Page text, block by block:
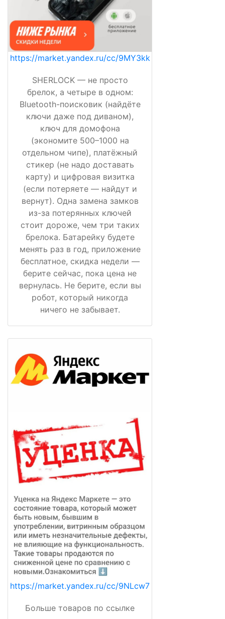
https://market.yandex.ru/cc/9MY3kk
SHERLOCK — не просто
брелок, а четыре в одном:
Bluetooth-поисковик (найдёте
ключи даже под диваном),
ключ для домофона
(экономите 500–1000 на
отдельном чипе), платёжный
стикер (не надо доставать
карту) и цифровая визитка
(если потеряете — найдут и
вернут). Одна замена замков
из-за потерянных ключей
стоит дороже, чем три таких
брелока. Батарейку будете
менять раз в год, приложение
бесплатное, скидка недели —
берите сейчас, пока цена не
вернулась. Не берите, если вы
робот, который никогда
ничего не забывает.
https://market.yandex.ru/cc/9NLcw7
Больше товаров по ссылке